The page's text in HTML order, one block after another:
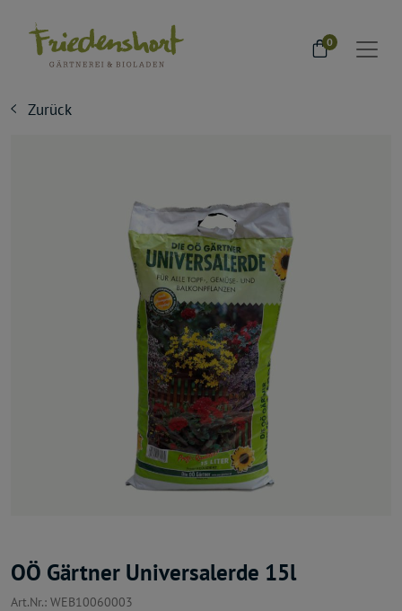
0
Zurück
OÖ Gärtner Universalerde 15l
Art.Nr.: WEB10060003